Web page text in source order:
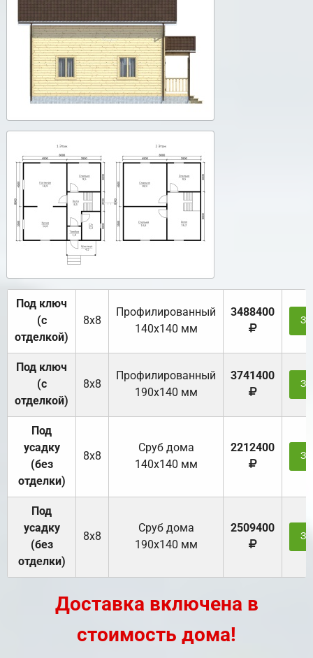
Под ключ
(с
отделкой)
8х8
Профилированный
140х140 мм
3488400
Под ключ
(с
отделкой)
8х8
Профилированный
190х140 мм
3741400
Под
усадку
(без
отделки)
8х8
Cруб дома
140х140 мм
2212400
Под
усадку
(без
отделки)
8х8
Cруб дома
190х140 мм
2509400
Доставка включена в
стоимость дома!